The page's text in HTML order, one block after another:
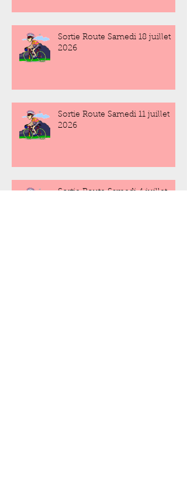
Sortie Route Samedi 18 juillet
2026
Sortie Route Samedi 11 juillet
2026
Sortie Route Samedi 4 juillet